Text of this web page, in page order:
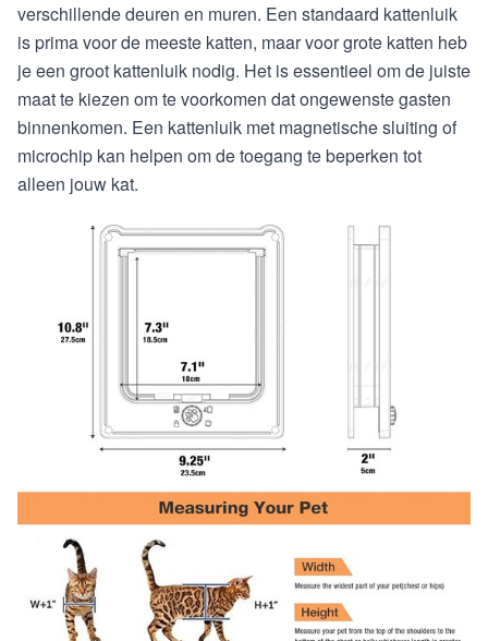
verschillende deuren en muren. Een standaard kattenluik
is prima voor de meeste katten, maar voor grote katten heb
je een groot kattenluik nodig. Het is essentieel om de juiste
maat te kiezen om te voorkomen dat ongewenste gasten
binnenkomen. Een kattenluik met magnetische sluiting of
microchip kan helpen om de toegang te beperken tot
alleen jouw kat.